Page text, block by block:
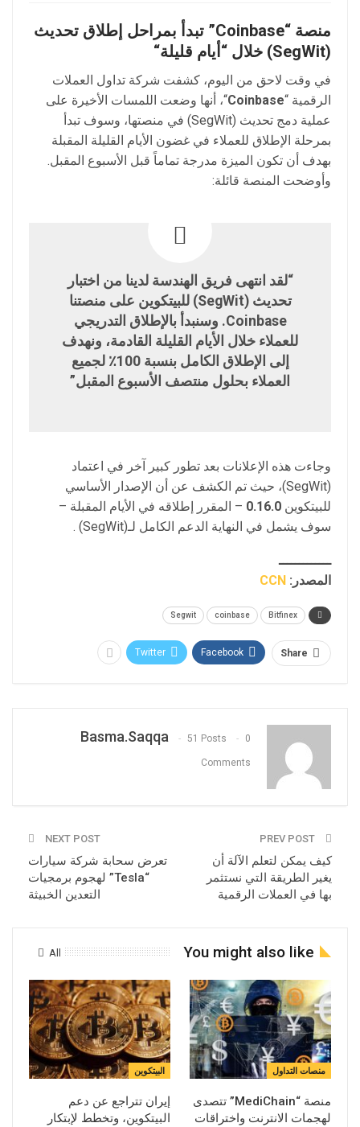
منصة “Coinbase” تبدأ بمراحل إطلاق تحديث
(
SegWit) خلال “أيام قليلة“
في وقت لاحق من اليوم، كشفت شركة تداول العملات
الرقمية “Coinbase“، أنها وضعت اللمسات الأخيرة على
عملية دمج تحديث (SegWit) في منصتها، وسوف تبدأ
بمرحلة الإطلاق للعملاء في غضون الأيام القليلة المقبلة
بهدف أن تكون الميزة مدرجة تماماً قبل الأسبوع المقبل.
وأوضحت المنصة قائلة:
“لقد انتهى فريق الهندسة لدينا من اختبار
تحديث (SegWit) للبيتكوين على منصتنا
Coinbase. وسنبدأ بالإطلاق التدريجي
للعملاء خلال الأيام القليلة القادمة، ونهدف
إلى الإطلاق الكامل بنسبة 100٪ لجميع
العملاء بحلول منتصف الأسبوع المقبل”
وجاءت هذه الإعلانات بعد تطور كبير آخر في اعتماد
(SegWit)، حيث تم الكشف عن أن الإصدار الأساسي
للبيتكوين
– المقرر إطلاقه في الأيام المقبلة –
سوف يشمل في النهاية الدعم الكامل لـ(SegWit) .
ـــــــــــــ
المصدر: CCN
Bitfinex
coinbase
Segwit
Share
Facebook
Twitter
Basma.saqqa 51 Posts 0
Comments
كيف يمكن لتعلم الآلة أن
يغير الطريقة التي نستثمر
بها في العملات الرقمية
NEXT POST
تعرض سحابة شركة سيارات
“Tesla” لهجوم برمجيات
التعدين الخبيثة
All You might also like
منصات التداول
منصة “MediChain” تتصدى
لهجمات الانترنت واختراقات
البيتكوين
إيران تتراجع عن دعم
البيتكوين، وتخطط لإبتكار